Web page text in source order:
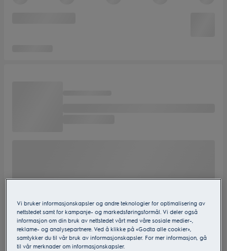
Vi bruker informasjonskapsler og andre teknologier for optimalisering av
nettstedet samt for kampanje- og markedsføringsformål. Vi deler også
informasjon om din bruk av nettstedet vårt med våre sosiale medier-,
reklame- og analysepartnere. Ved å klikke på «Godta alle cookier»,
samtykker du til vår bruk av informasjonskapsler. For mer informasjon, gå
til vår merknader om informasjonskapsler.